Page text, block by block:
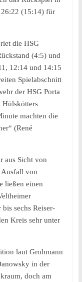
26:22 (15:14) für
die HSG
(4:5) und
12:14 und 14:15
Spielabschnitt
der HSG Porta
Hülskötters
machten die
(René
aus Sicht von
Ausfall von
ließen einen
sechs Reiser-
Kreis sehr unter
laut Grohmann
in der
doch am